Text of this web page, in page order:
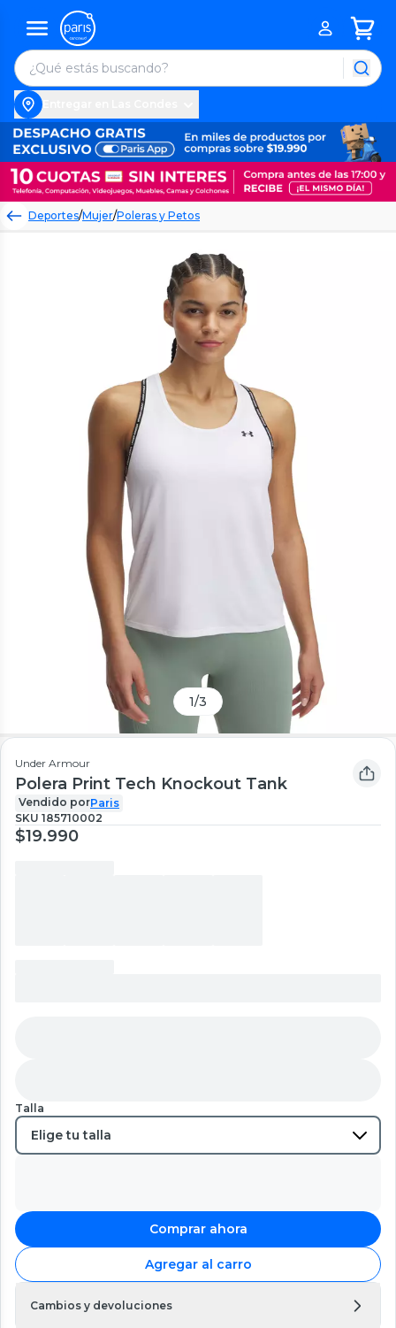
Deportes/Mujer/Poleras y Petos
1/3
Under Armour
Polera Print Tech Knockout Tank
Vendido porParis
SKU 185710002
$19.990
Talla
Comprar ahora
Agregar al carro
Cambios y devoluciones